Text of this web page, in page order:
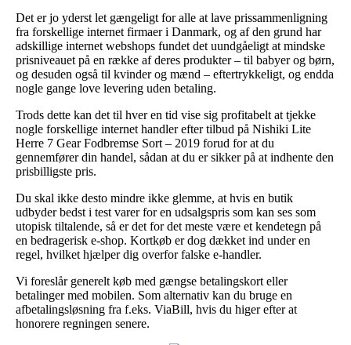
Det er jo yderst let gængeligt for alle at lave prissammenligning
fra forskellige internet firmaer i Danmark, og af den grund har
adskillige internet webshops fundet det uundgåeligt at mindske
prisniveauet på en række af deres produkter – til babyer og børn,
og desuden også til kvinder og mænd – eftertrykkeligt, og endda
nogle gange love levering uden betaling.
Trods dette kan det til hver en tid vise sig profitabelt at tjekke
nogle forskellige internet handler efter tilbud på Nishiki Lite
Herre 7 Gear Fodbremse Sort – 2019 forud for at du
gennemfører din handel, sådan at du er sikker på at indhente den
prisbilligste pris.
Du skal ikke desto mindre ikke glemme, at hvis en butik
udbyder bedst i test varer for en udsalgspris som kan ses som
utopisk tiltalende, så er det for det meste være et kendetegn på
en bedragerisk e-shop. Kortkøb er dog dækket ind under en
regel, hvilket hjælper dig overfor falske e-handler.
Vi foreslår generelt køb med gængse betalingskort eller
betalinger med mobilen. Som alternativ kan du bruge en
afbetalingsløsning fra f.eks. ViaBill, hvis du higer efter at
honorere regningen senere.